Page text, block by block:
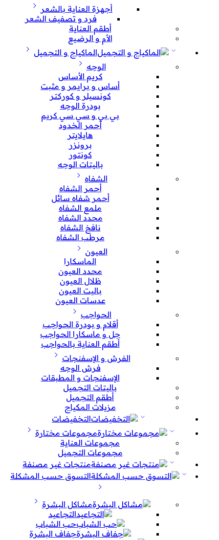
أجهزة العناية بالشعر
فرد و تصفيف الشعر
أطقم العناية
الأم و الرضيع
الماكياج و التجميل
الوجه
كريم الأساس
أساس و برايمر و مثبت
كونسيلر و كوركتر
بودرة الوجه
بي بي و سي سي كريم
أحمر الخدود
هايلايتر
برونزر
كونتور
باليتات الوجه
الشفاه
أحمر الشفاه
أحمر شفاه سائل
ملمع الشفاه
محدد الشفاه
نافخ الشفاه
مرطب الشفاه
العيون
الماسكارا
محدد العيون
ظلال العيون
باليت العيون
عدسات العيون
الحواجب
أقلام و بودرة الحواجب
جل و ماسكارا الحواجب
أطقم العناية بالحواجب
الفرش و الإسفنجات
فرش الوجه
الإسفنجات و المطبقات
باليتات التجميل
أطقم التجميل
مزيلات المكياج
التخفيضات
مجموعات مختارة
مجموعات العناية
مجموعات التجميل
منتجات غير مصنفة
التسوق حسب المشكلة
مشاكل البشرة
التجاعيد
حب الشباب
جفاف البشرة